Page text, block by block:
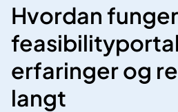
Hvordan
erfaringer og
langt